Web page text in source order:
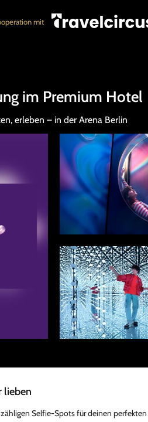
mit
im Premium Hotel
erleben – in der Arena Berlin
lieben
Selfie-Spots für deinen perfekten